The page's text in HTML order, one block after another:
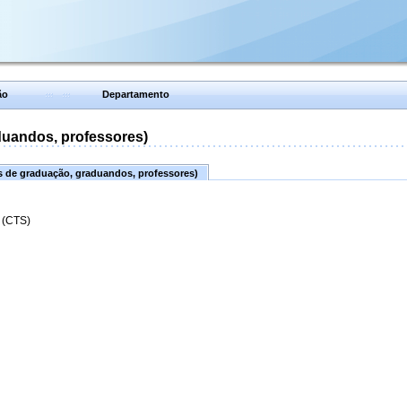
Departamento
professores)
graduação, graduandos, professores)